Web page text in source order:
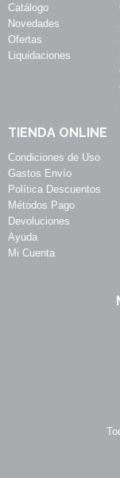
Catálogo
Novedades
Ofertas
Liquidaciones
TIENDA ONLINE
Condiciones de Uso
Gastos Envío
Política Descuentos
Métodos Pago
Devoluciones
Ayuda
Mi Cuenta